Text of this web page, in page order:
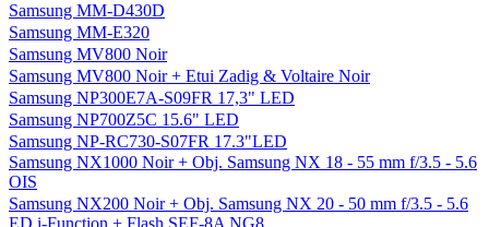
Samsung MM-D430D
Samsung MM-E320
Samsung MV800 Noir
Samsung MV800 Noir + Etui Zadig & Voltaire Noir
Samsung NP300E7A-S09FR 17,3" LED
Samsung NP700Z5C 15.6" LED
Samsung NP-RC730-S07FR 17.3"LED
Samsung NX1000 Noir + Obj. Samsung NX 18 - 55 mm f/3.5 - 5.6
OIS
Samsung NX200 Noir + Obj. Samsung NX 20 - 50 mm f/3.5 - 5.6
ED i-Function + Flash SEF-8A NG8